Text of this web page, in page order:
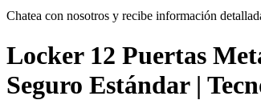
Chatea con nosotros y recibe información
Locker 12 Puertas
Seguro Estándar |